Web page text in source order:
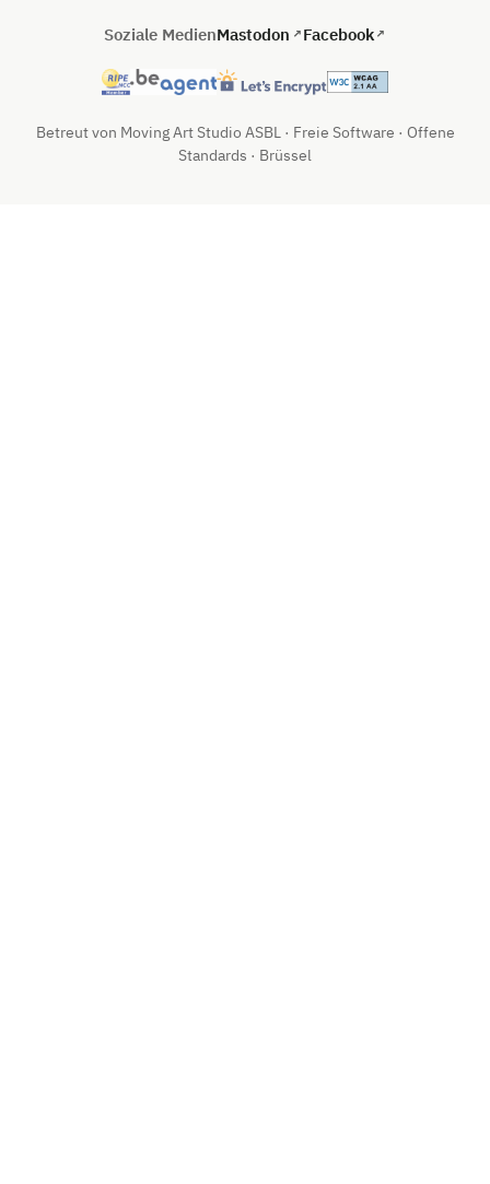
Soziale MedienMastodon Facebook
Betreut von Moving Art Studio ASBL · Freie Software · Offene
Standards · Brüssel